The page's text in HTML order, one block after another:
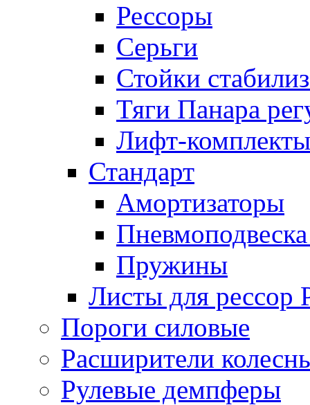
Рессоры
Серьги
Стойки
Тяги Панара
Лифт-
Стандарт
Амортизаторы
Пружины
Листы для
Пороги силовые
Расширители
Рулевые демпферы